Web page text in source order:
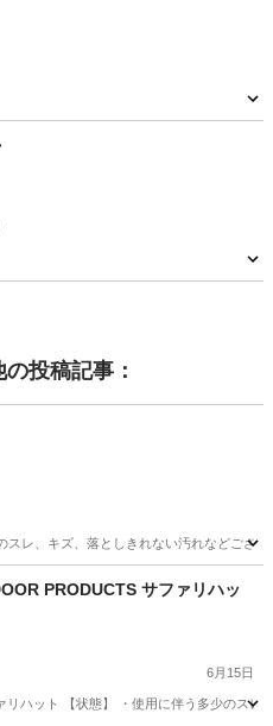
投稿記事：
スレ、キズ、落としきれない汚れなどご
PRODUCTS サファリハッ
6月15日
ハット 【状態】 ・使用に伴う多少のス